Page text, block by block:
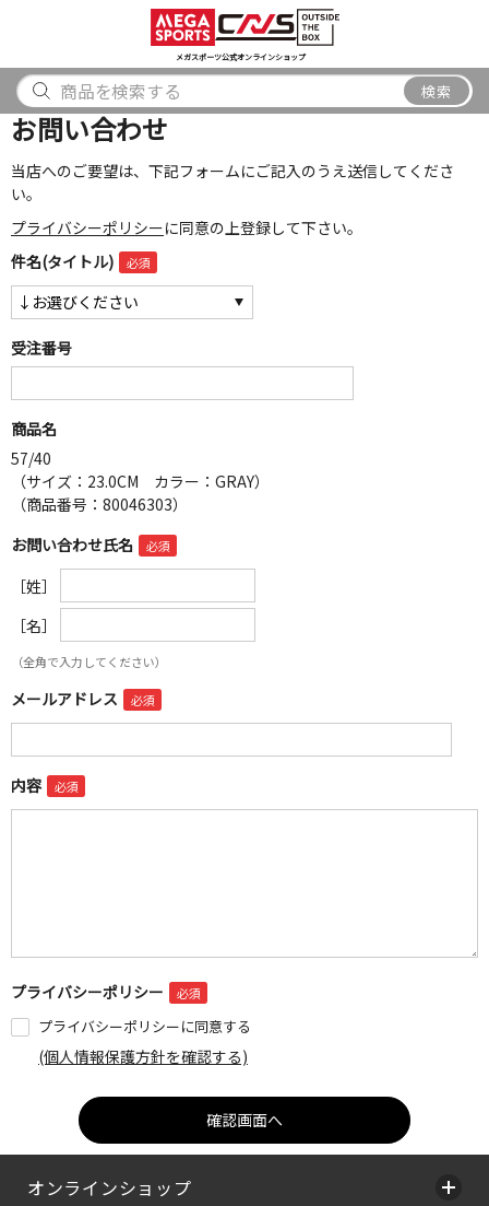
メガスポーツ公式オンラインショップ
検索
アウトドア
から探す
ブランド
から探す
検索
お問い合わせ
当店へのご要望は、下記フォームにご記入のうえ送信してくださ
い。
プライバシーポリシーに同意の上登録して下さい。
件名(タイトル)
受注番号
商品名
57/40
（サイズ：23.0CM カラー：GRAY）
（商品番号：80046303）
お問い合わせ氏名
［姓］
［名］
（全角で入力してください）
メールアドレス
内容
プライバシーポリシー
プライバシーポリシーに同意する
(個人情報保護方針を確認する)
オンラインショップ